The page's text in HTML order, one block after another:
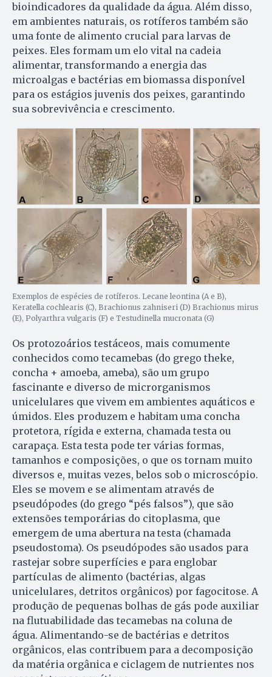
bioindicadores da qualidade da água. Além disso,
em ambientes naturais, os rotíferos também são
uma fonte de alimento crucial para larvas de
peixes. Eles formam um elo vital na cadeia
alimentar, transformando a energia das
microalgas e bactérias em biomassa disponível
para os estágios juvenis dos peixes, garantindo
sua sobrevivência e crescimento.
Exemplos de espécies de rotíferos. Lecane leontina (A e B),
Keratella cochlearis (C), Brachionus zahniseri (D) Brachionus mirus
(E), Polyarthra vulgaris (F) e Testudinella mucronata (G)
Os protozoários testáceos, mais comumente
conhecidos como tecamebas (do grego theke,
concha + amoeba, ameba), são um grupo
fascinante e diverso de microrganismos
unicelulares que vivem em ambientes aquáticos e
úmidos. Eles produzem e habitam uma concha
protetora, rígida e externa, chamada testa ou
carapaça. Esta testa pode ter várias formas,
tamanhos e composições, o que os tornam muito
diversos e, muitas vezes, belos sob o microscópio.
Eles se movem e se alimentam através de
pseudópodes (do grego “pés falsos”), que são
extensões temporárias do citoplasma, que
emergem de uma abertura na testa (chamada
pseudostoma). Os pseudópodes são usados para
rastejar sobre superfícies e para englobar
partículas de alimento (bactérias, algas
unicelulares, detritos orgânicos) por fagocitose. A
produção de pequenas bolhas de gás pode auxiliar
na flutuabilidade das tecamebas na coluna de
água. Alimentando-se de bactérias e detritos
orgânicos, elas contribuem para a decomposição
da matéria orgânica e ciclagem de nutrientes nos